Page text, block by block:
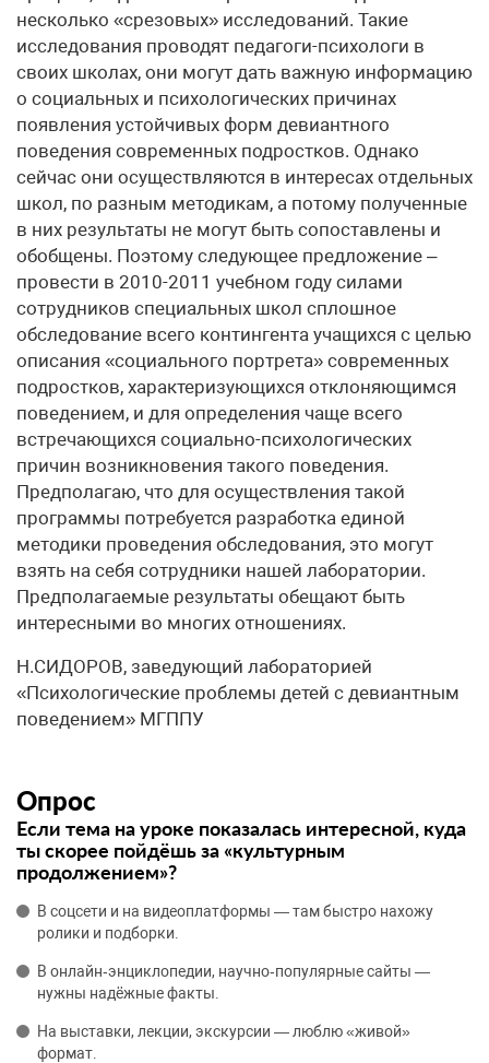
несколько «срезовых» исследований. Такие
исследования проводят педагоги-психологи в
своих школах, они могут дать важную информацию
о социальных и психологических причинах
появления устойчивых форм девиантного
поведения современных подростков. Однако
сейчас они осуществляются в интересах отдельных
школ, по разным методикам, а потому полученные
в них результаты не могут быть сопоставлены и
обобщены. Поэтому следующее предложение –
провести в 2010-2011 учебном году силами
сотрудников специальных школ сплошное
обследование всего контингента учащихся с целью
описания «социального портрета» современных
подростков, характеризующихся отклоняющимся
поведением, и для определения чаще всего
встречающихся социально-психологических
причин возникновения такого поведения.
Предполагаю, что для осуществления такой
программы потребуется разработка единой
методики проведения обследования, это могут
взять на себя сотрудники нашей лаборатории.
Предполагаемые результаты обещают быть
интересными во многих отношениях.
Н.СИДОРОВ, заведующий лабораторией
«Психологические проблемы детей с девиантным
поведением» МГППУ
Опрос
Если тема на уроке показалась интересной, куда
ты скорее пойдёшь за «культурным
продолжением»?
В соцсети и на видеоплатформы — там быстро нахожу
ролики и подборки.
В онлайн‑энциклопедии, научно‑популярные сайты —
нужны надёжные факты.
На выставки, лекции, экскурсии — люблю «живой»
формат.